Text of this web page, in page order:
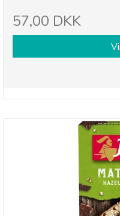
57,00 DKK